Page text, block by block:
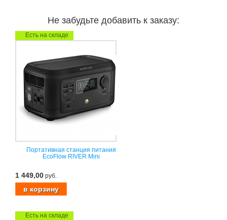
Не забудьте добавить к заказу:
Есть на складе
Портативная станция питания
EcoFlow RIVER Mini
1 449,00 руб.
Есть на складе